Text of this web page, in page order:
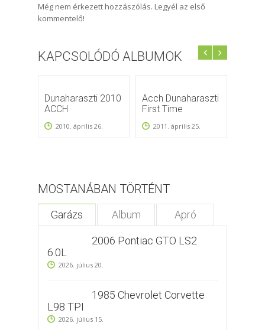
Még nem érkezett hozzászólás. Legyél az első
kommentelő!
KAPCSOLÓDÓ ALBUMOK
Dunaharaszti 2010
ACCH
2010. április 26.
Acch Dunaharaszti
First Time
2011. április 25.
MOSTANÁBAN TÖRTÉNT
Garázs Album Apró
2006 Pontiac GTO LS2
6.0L
2026. július 20.
1985 Chevrolet Corvette
L98 TPI
2026. július 15.